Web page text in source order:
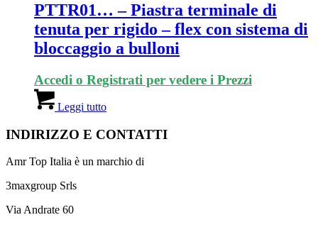
PTTR01… – Piastra terminale di
tenuta per rigido – flex con sistema di
bloccaggio a bulloni
Accedi o Registrati per vedere i Prezzi
Leggi tutto
INDIRIZZO E CONTATTI
Amr Top Italia è un marchio di
3maxgroup Srls
Via Andrate 60